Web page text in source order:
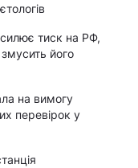
тиск на РФ,
його
на вимогу
перевірок у